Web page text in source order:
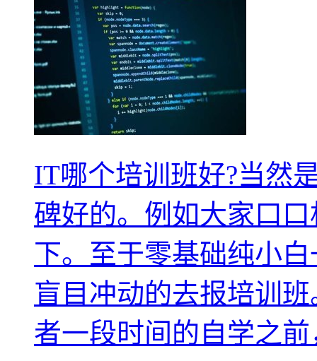
IT哪个培训班好?当然
碑好的。例如大家口
下。至于零基础纯小
盲目冲动的去报培训
者一段时间的自学之